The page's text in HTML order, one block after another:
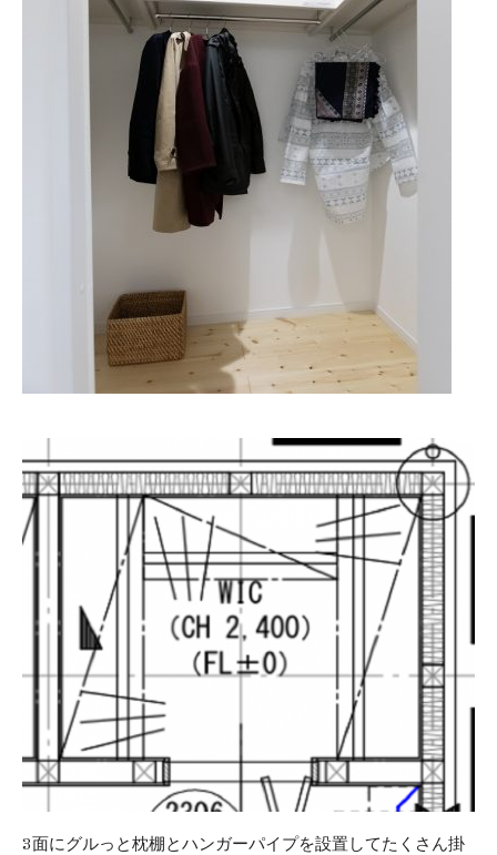
3面にグルっと枕棚とハンガーパイプを設置してたくさん掛